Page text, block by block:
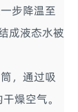
步降温至
成液态水被
，通过吸
燥空气。